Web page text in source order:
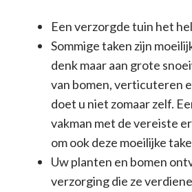
Een verzorgde tuin het
Sommige taken zijn
denk maar aan grote
van bomen, verticuteren
doet u niet zomaar zelf.
vakman met de vereiste
om ook deze moeilijke
Uw planten en bomen
verzorging die ze